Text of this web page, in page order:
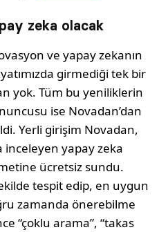
zeka olacak
ve yapay zekanın
girmediği tek bir
yok. Tüm bu yeniliklerin
ise Novadan’dan
Yerli girişim Novadan,
inceleyen yapay zeka
ücretsiz sundu.
tespit edip, en uygun
zamanda önerebilme
“çoklu arama”, “takas